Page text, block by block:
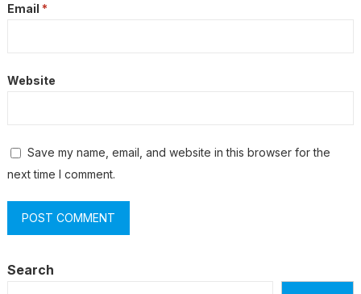
Email *
Website
Save my name, email, and website in this browser for the
next time I comment.
Search